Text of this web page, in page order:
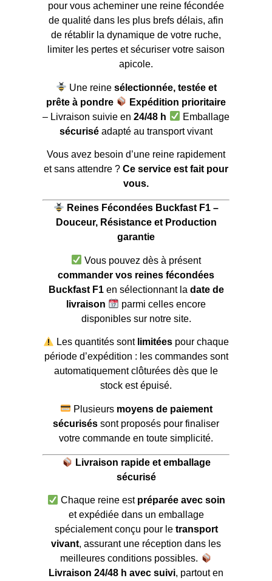
pour vous acheminer une reine fécondée
de qualité dans les plus brefs délais, afin
de rétablir la dynamique de votre ruche,
limiter les pertes et sécuriser votre saison
apicole.
Une reine sélectionnée, testée et
prête à pondre
Expédition prioritaire
– Livraison suivie en24/48 h
Emballage
sécurisé adapté au transport vivant
Vous avez besoin d’une reine rapidement
et sans attendre ? Ce service est fait pour
vous.
Reines Fécondées Buckfast F1 –
Douceur, Résistance et Production
garantie
Vous pouvez dès à présent
commander vos reines fécondées
Buckfast F1en sélectionnant la date de
livraison
parmi celles encore
disponibles sur notre site.
Les quantités sont limitées pour chaque
période d’expédition : les commandes sont
automatiquement clôturées dès que le
stock est épuisé.
Plusieurs moyens de paiement
sécurisés sont proposés pour finaliser
votre commande en toute simplicité.
Livraison rapide et emballage
sécurisé
Chaque reine est préparée avec soin
et expédiée dans un emballage
spécialement conçu pour le transport
vivant, assurant une réception dans les
meilleures conditions possibles.
Livraison 24/48 h avec suivi, partout en